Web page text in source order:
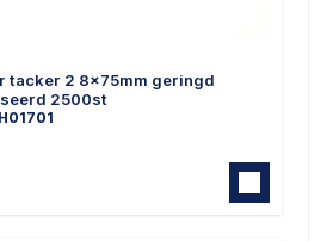
tacker 2 8x75mm geringd
2500st